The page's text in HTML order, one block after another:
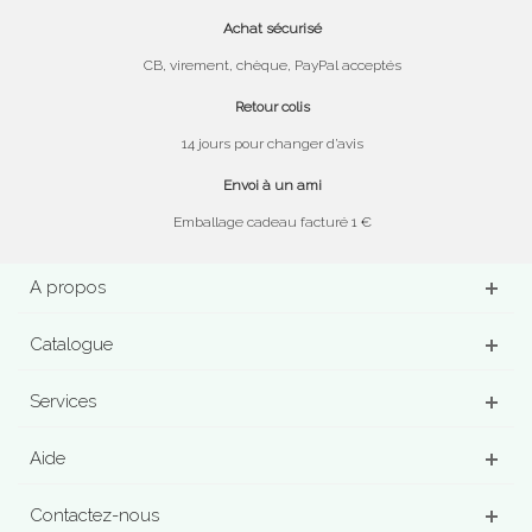
Achat sécurisé
CB, virement, chèque, PayPal acceptés
Retour colis
14 jours pour changer d’avis
Envoi à un ami
Emballage cadeau facturé 1 €
A propos
Catalogue
Services
Aide
Contactez-nous